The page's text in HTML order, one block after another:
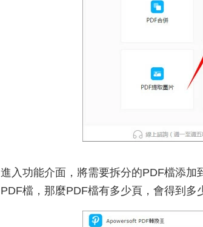
進入功能介面，將需要拆分的PDF檔添
PDF檔，那麼PDF檔有多少頁，會得到多